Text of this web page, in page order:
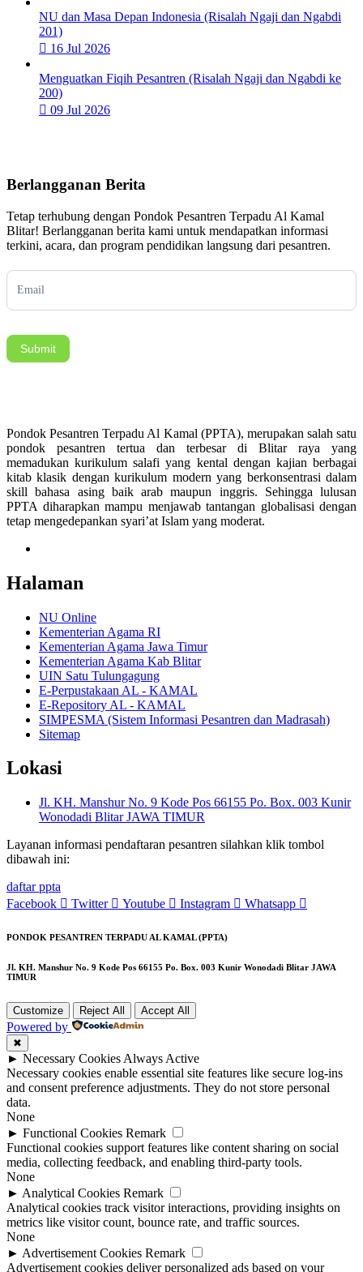
NU dan Masa Depan Indonesia (Risalah Ngaji dan Ngabdi
201)
16 Jul 2026
Menguatkan Fiqih Pesantren (Risalah Ngaji dan Ngabdi ke
200)
09 Jul 2026
Berlangganan Berita
Tetap terhubung dengan Pondok Pesantren Terpadu Al Kamal
Blitar! Berlangganan berita kami untuk mendapatkan informasi
terkini, acara, dan program pendidikan langsung dari pesantren.
Subscription
Submit
Pondok Pesantren Terpadu Al Kamal (PPTA), merupakan salah satu
pondok pesantren tertua dan terbesar di Blitar raya yang
memadukan kurikulum salafi yang kental dengan kajian berbagai
kitab klasik dengan kurikulum modern yang berkonsentrasi dalam
skill bahasa asing baik arab maupun inggris. Sehingga lulusan
PPTA diharapkan mampu menjawab tantangan globalisasi dengan
tetap mengedepankan syari’at Islam yang moderat.
Halaman
NU Online
Kementerian Agama RI
Kementerian Agama Jawa Timur
Kementerian Agama Kab Blitar
UIN Satu Tulungagung
E-Perpustakaan AL - KAMAL
E-Repository AL - KAMAL
SIMPESMA (Sistem Informasi Pesantren dan Madrasah)
Sitemap
Lokasi
Jl. KH. Manshur No. 9 Kode Pos 66155 Po. Box. 003 Kunir
Wonodadi Blitar JAWA TIMUR
Layanan informasi pendaftaran pesantren silahkan klik tombol
dibawah ini:
daftar ppta
Facebook
Twitter Youtube Instagram Whatsapp
PONDOK PESANTREN TERPADU AL KAMAL (PPTA)
Jl. KH. Manshur No. 9 Kode Pos 66155 Po. Box. 003 Kunir Wonodadi Blitar JAWA
TIMUR
Customize Reject All Accept All
Powered by
✖
► Necessary Cookies Always Active
Necessary cookies enable essential site features like secure log-ins
and consent preference adjustments. They do not store personal
data.
None
► Functional Cookies Remark
Functional cookies support features like content sharing on social
media, collecting feedback, and enabling third-party tools.
None
► Analytical Cookies Remark
Analytical cookies track visitor interactions, providing insights on
metrics like visitor count, bounce rate, and traffic sources.
None
► Advertisement Cookies Remark
Advertisement cookies deliver personalized ads based on your